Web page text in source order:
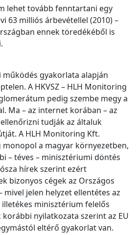
lehet tovább fenntartani egy
63 milliós árbevétellel (2010) –
ennek töredékéből is
működés gyakorlata alapján
A HKVSZ – HLH Monitoring
pedig szembe megy a
Ma – az internet korában – az
tudják az általuk
A HLH Monitoring Kft.
monopol a magyar környezetben,
– téves – minisztériumi döntés
hírek szerint ezért
bizonyos cégek az Országos
mivel jelen helyzet ellentétes az
illetékes minisztérium felelős
nyilatkozata szerint az EU
eltérő gyakorlat van.